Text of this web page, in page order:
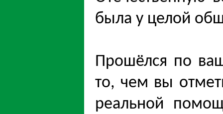
была у целой
Прошёлся по
то, чем вы
реальной